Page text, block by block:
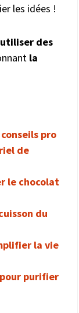
les idées !
des
la
pro
de
le chocolat
du
la vie
purifier